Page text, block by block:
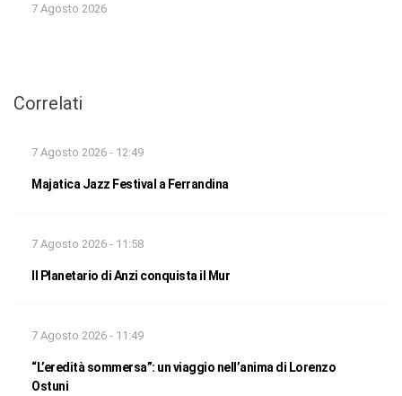
7 Agosto 2026
Correlati
7 Agosto 2026 - 12:49
Majatica Jazz Festival a Ferrandina
7 Agosto 2026 - 11:58
Il Planetario di Anzi conquista il Mur
7 Agosto 2026 - 11:49
“L’eredità sommersa”: un viaggio nell’anima di Lorenzo
Ostuni